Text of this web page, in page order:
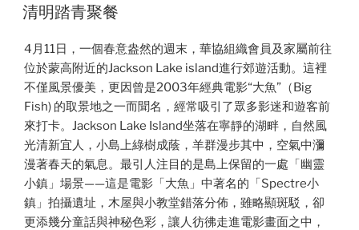
ON
清明踏青聚餐
4月11日，一個春意盎然的週末，華協組織會員及家屬前往
位於蒙高附近的Jackson Lake island進行郊遊活動。這裡
不僅風景優美，更因曾是2003年經典電影“大魚”（Big
Fish) 的取景地之一而聞名，經常吸引了眾多影迷和遊客前
來打卡。Jackson Lake Island坐落在寧靜的湖畔，自然風
光清新宜人，小島上綠樹成蔭，羊群漫步其中，空氣中瀰
漫著春天的氣息。最引人注目的是島上保留的一處「幽靈
小鎮」場景——這是電影「大魚」中著名的「Spectre小
鎮」拍攝遺址，木屋與小教堂錯落分佈，雖略顯斑駁，卻
更添幾分童話與神秘色彩，讓人彷彿走進電影畫面之中，